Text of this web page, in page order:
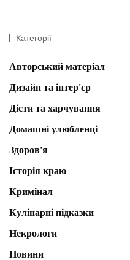
Категорії
Авторський матеріал
Дизайн та інтер'єр
Дієти та харчування
Домашні улюбленці
Здоров'я
Історія краю
Кримінал
Кулінарні підказки
Некрологи
Новини